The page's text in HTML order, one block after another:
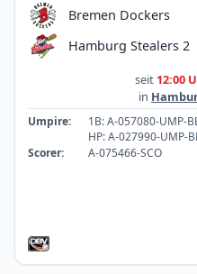
Bremen Dockers
Hamburg Stealers 2
seit 12:00
in
Umpire:
1B: A-057080-UMP-
HP: A-027990-UMP-
Scorer:
A-075466-SCO